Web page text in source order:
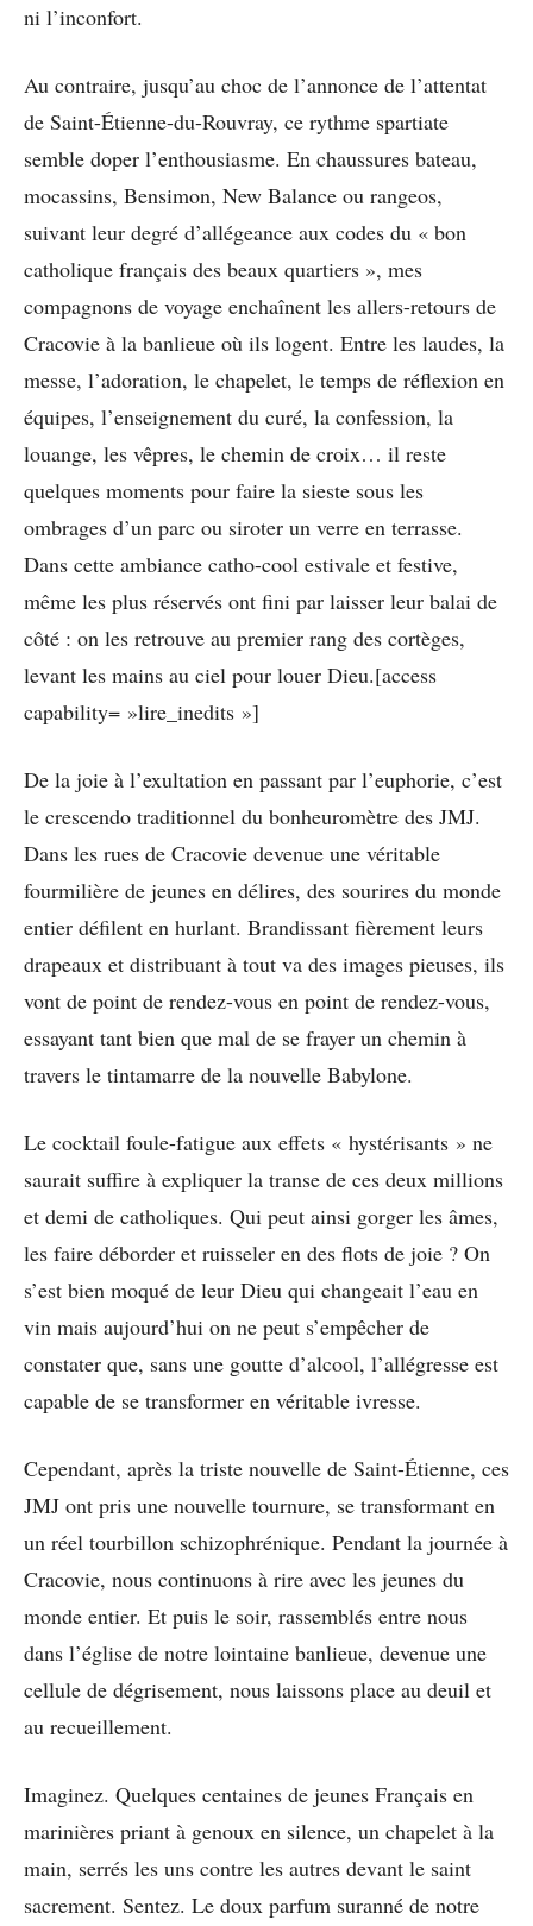
ni l’inconfort.
Au contraire, jusqu’au choc de l’annonce de l’attentat
de Saint-Étienne-du-Rouvray, ce rythme spartiate
semble doper l’enthousiasme. En chaussures bateau,
mocassins, Bensimon, New Balance ou rangeos,
suivant leur degré d’allégeance aux codes du « bon
catholique français des beaux quartiers », mes
compagnons de voyage enchaînent les allers-retours de
Cracovie à la banlieue où ils logent. Entre les laudes, la
messe, l’adoration, le chapelet, le temps de réflexion en
équipes, l’enseignement du curé, la confession, la
louange, les vêpres, le chemin de croix… il reste
quelques moments pour faire la sieste sous les
ombrages d’un parc ou siroter un verre en terrasse.
Dans cette ambiance catho-cool estivale et festive,
même les plus réservés ont fini par laisser leur balai de
côté : on les retrouve au premier rang des cortèges,
levant les mains au ciel pour louer Dieu.[access
capability= »lire_inedits »]
De la joie à l’exultation en passant par l’euphorie, c’est
le crescendo traditionnel du bonheuromètre des JMJ.
Dans les rues de Cracovie devenue une véritable
fourmilière de jeunes en délires, des sourires du monde
entier défilent en hurlant. Brandissant fièrement leurs
drapeaux et distribuant à tout va des images pieuses, ils
vont de point de rendez-vous en point de rendez-vous,
essayant tant bien que mal de se frayer un chemin à
travers le tintamarre de la nouvelle Babylone.
Le cocktail foule-fatigue aux effets « hystérisants » ne
saurait suffire à expliquer la transe de ces deux millions
et demi de catholiques. Qui peut ainsi gorger les âmes,
les faire déborder et ruisseler en des flots de joie ? On
s’est bien moqué de leur Dieu qui changeait l’eau en
vin mais aujourd’hui on ne peut s’empêcher de
constater que, sans une goutte d’alcool, l’allégresse est
capable de se transformer en véritable ivresse.
Cependant, après la triste nouvelle de Saint-Étienne, ces
JMJ ont pris une nouvelle tournure, se transformant en
un réel tourbillon schizophrénique. Pendant la journée à
Cracovie, nous continuons à rire avec les jeunes du
monde entier. Et puis le soir, rassemblés entre nous
dans l’église de notre lointaine banlieue, devenue une
cellule de dégrisement, nous laissons place au deuil et
au recueillement.
Imaginez. Quelques centaines de jeunes Français en
marinières priant à genoux en silence, un chapelet à la
main, serrés les uns contre les autres devant le saint
sacrement. Sentez. Le doux parfum suranné de notre